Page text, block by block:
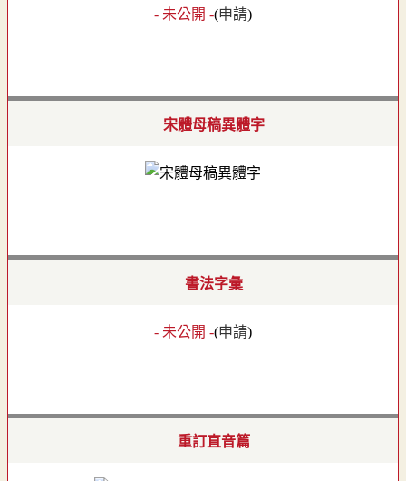
- 未公開 -(申請)
宋體母稿異體字
書法字彙
- 未公開 -(申請)
重訂直音篇